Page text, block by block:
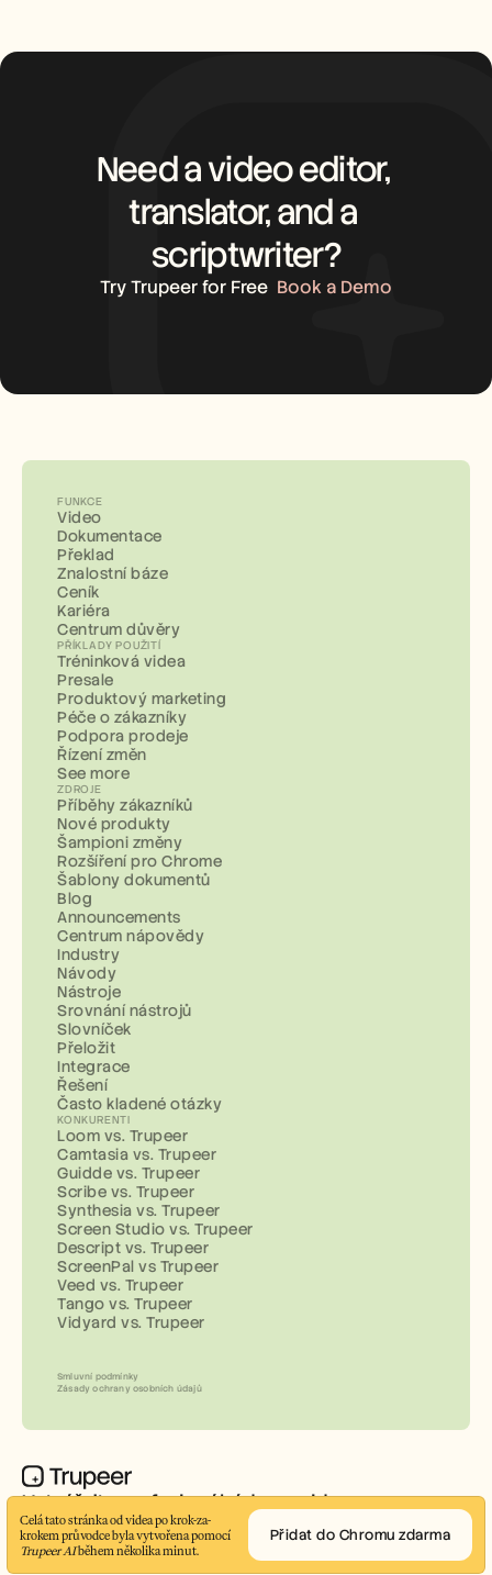
Need a video editor,
translator, and a
scriptwriter?
Try Trupeer for Free Book a Demo
Vytvářejte profesionální demo videa a
dokumentaci během několika minut
© 2026 Trupeer Inc.
FUNKCE
Video
Dokumentace
Překlad
Znalostní báze
Ceník
Kariéra
Centrum důvěry
PŘÍKLADY POUŽITÍ
Tréninková videa
Presale
Produktový marketing
Péče o zákazníky
Podpora prodeje
Řízení změn
See more
ZDROJE
Příběhy zákazníků
Nové produkty
Šampioni změny
Rozšíření pro Chrome
Šablony dokumentů
Blog
Announcements
Centrum nápovědy
Industry
Návody
Nástroje
Srovnání nástrojů
Slovníček
Přeložit
Integrace
Řešení
Často kladené otázky
KONKURENTI
Loom vs. Trupeer
Camtasia vs. Trupeer
Guidde vs. Trupeer
Scribe vs. Trupeer
Synthesia vs. Trupeer
Screen Studio vs. Trupeer
Descript vs. Trupeer
ScreenPal vs Trupeer
Veed vs. Trupeer
Tango vs. Trupeer
Vidyard vs. Trupeer
Smluvní podmínky
Zásady ochrany osobních údajů
Celá tato stránka od videa po krok-za-
Trupeer AI během několika minut.
Přidat do Chromu zdarma